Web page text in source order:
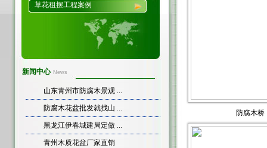
草花租摆工程案例
新闻中心 News
山东青州市防腐木景观 ...
防腐木花盆批发就找山 ...
黑龙江伊春城建局定做 ...
青州木质花盆厂家直销
防腐木桥